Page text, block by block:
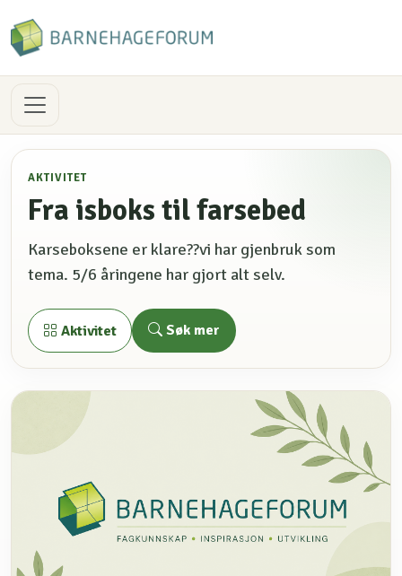
AKTIVITET
Fra isboks til farsebed
Karseboksene er klare??vi har gjenbruk som
tema. 5/6 åringene har gjort alt selv.
Aktivitet Søk mer